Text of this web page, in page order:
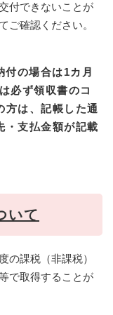
付できないことが
ご確認ください。
の場合は1カ月
必ず領収書のコ
方は、記帳した通
・支払金額が記載
いて
の課税（非課税）
で取得することが